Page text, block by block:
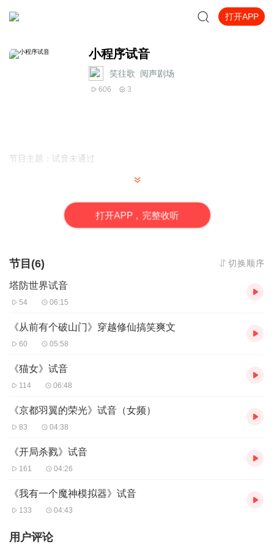
打开APP
小程序试音
笑往歌_阅声剧场
606 3
节目主题：试音未通过
更新频率：不要急
我心态要好
打开APP，完整收听
节目(6) 切换顺序
塔防世界试音
54 06:15
《从前有个破山门》穿越修仙搞笑爽文
60 05:58
《猫女》试音
114 06:48
《京都羽翼的荣光》试音（女频）
83 04:38
《开局杀戮》试音
161 04:26
《我有一个魔神模拟器》试音
133 04:43
用户评论